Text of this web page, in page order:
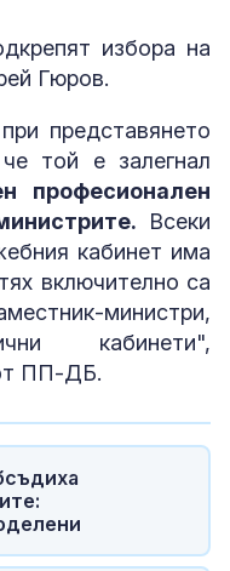
избора на
Гюров.
представянето
той е залегнал
професионален
Всеки
кабинет има
включително са
министри,
кабинети",
ПП-ДБ.